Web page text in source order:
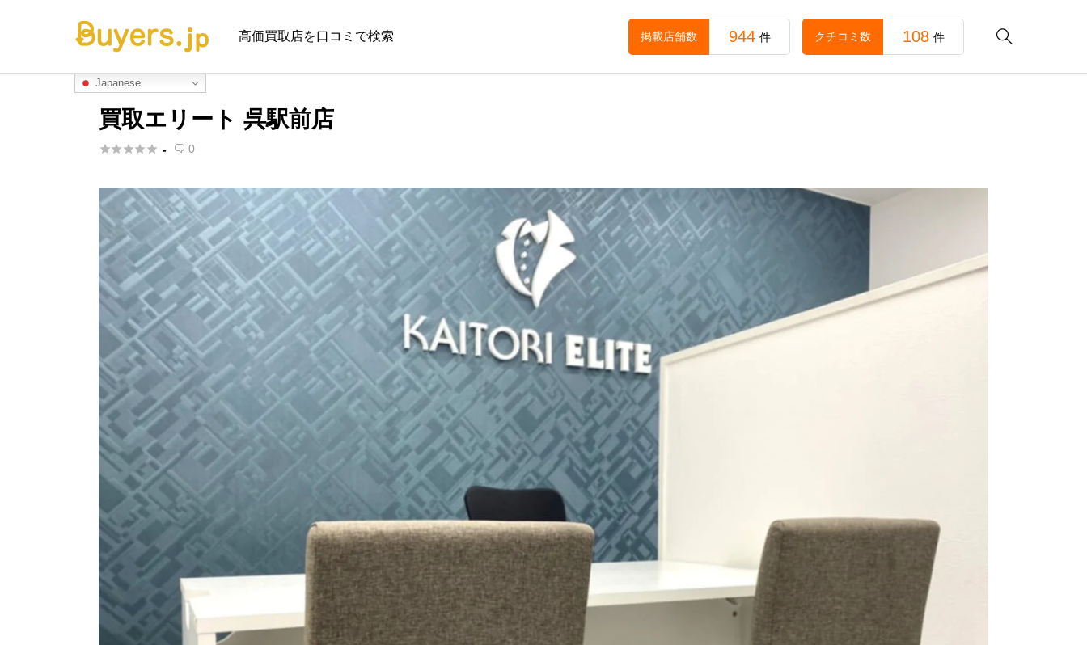
高価買取店を口コミで検索 
掲載店舗数 944 件 クチコミ数 108 件
Japanese
買取エリート 呉駅前店
 -  0